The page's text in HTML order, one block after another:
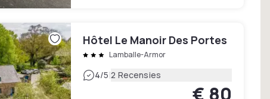
Hôtel Le Manoir Des Portes
Lamballe-Armor
4/5|2 Recensies
€ 80